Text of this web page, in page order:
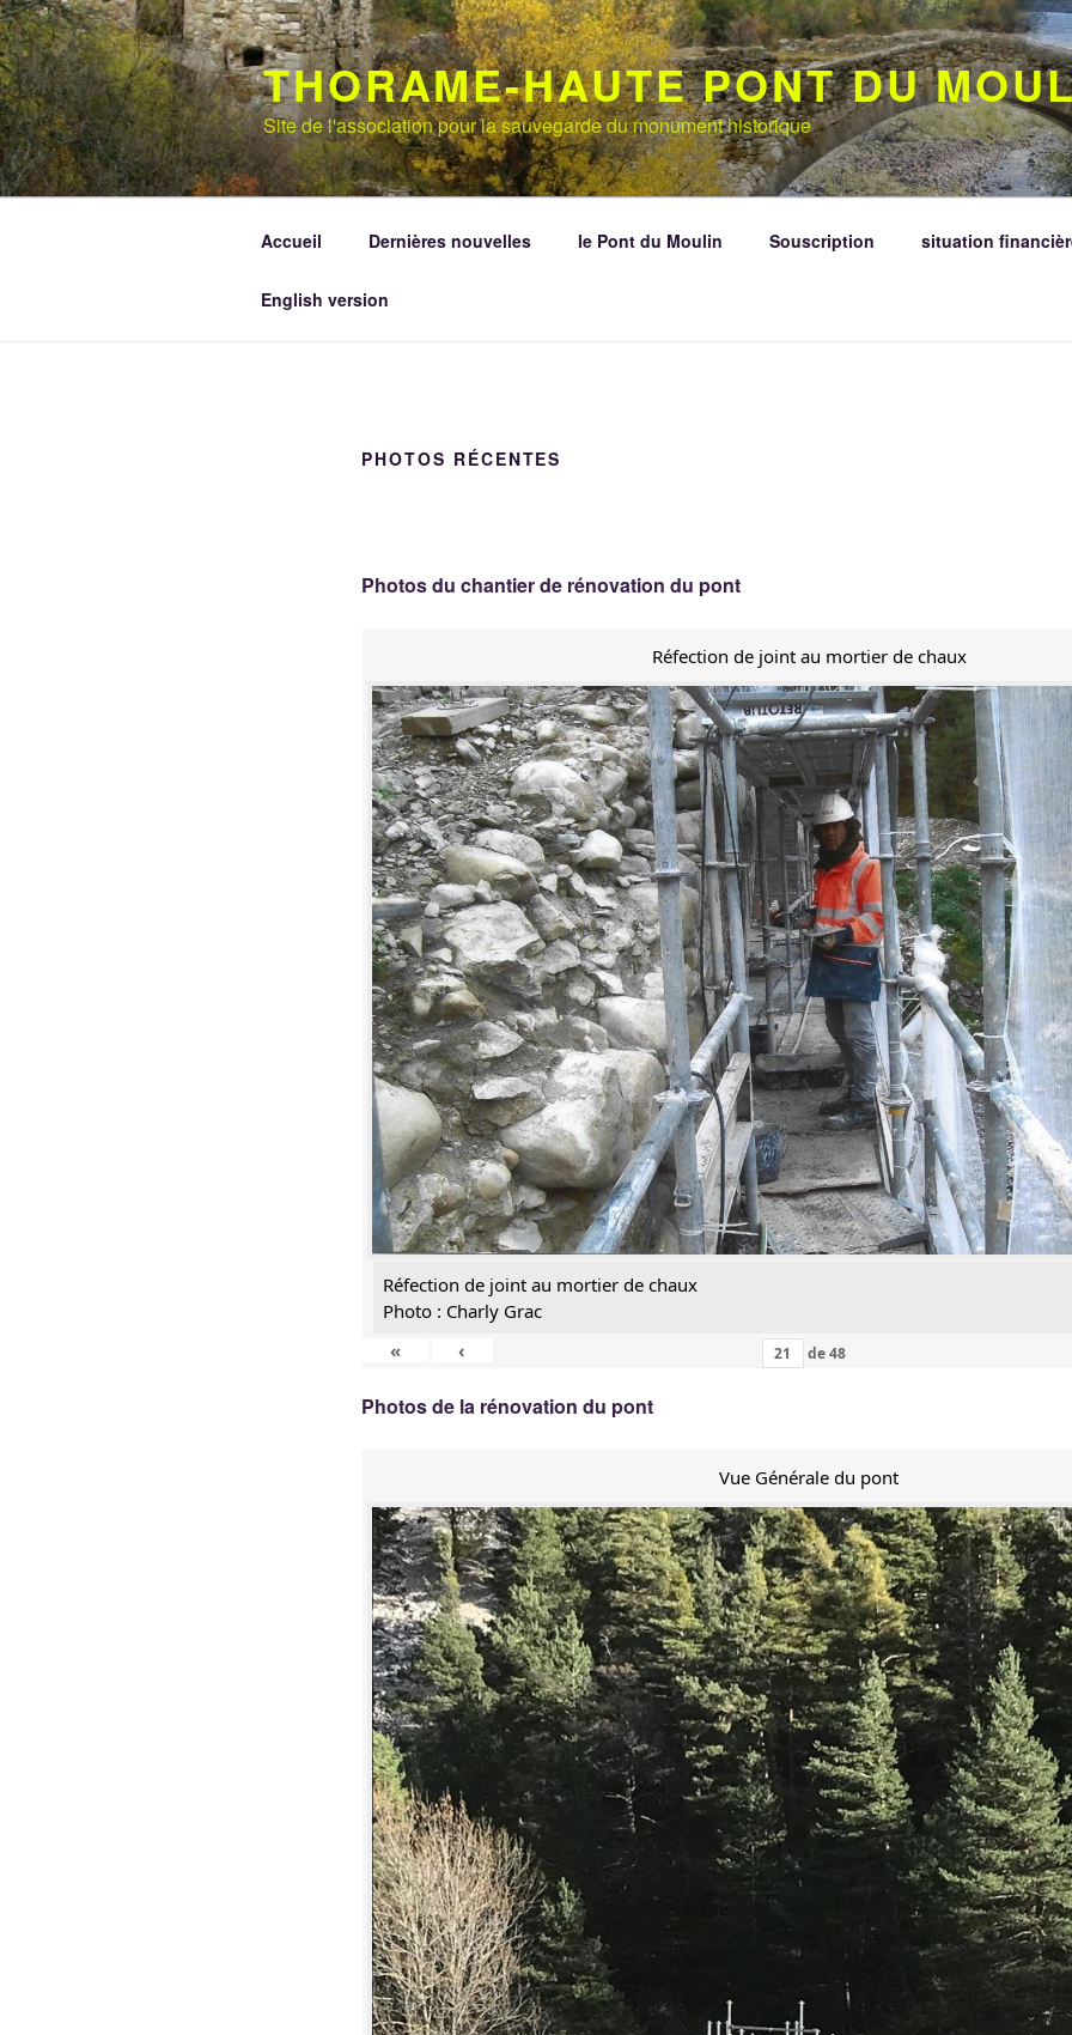
Aller
au
contenu
principal
THORAME-HAUTE PONT DU
Site de l'association pour la sauvegarde du monument historique
Accueil Dernières nouvelles le Pont du Moulin Souscription situation
English version
PHOTOS RÉCENTES
Photos du chantier de rénovation du pont
Réfection de joint au mortier de chaux
Réfection de joint au mortier de chaux
Photo : Charly Grac
«
‹ de48
Photos de la rénovation du pont
Vue Générale du pont